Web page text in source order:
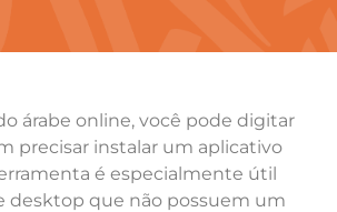
árabe online, você pode digitar
precisar instalar um aplicativo
é especialmente útil
desktop que não possuem um